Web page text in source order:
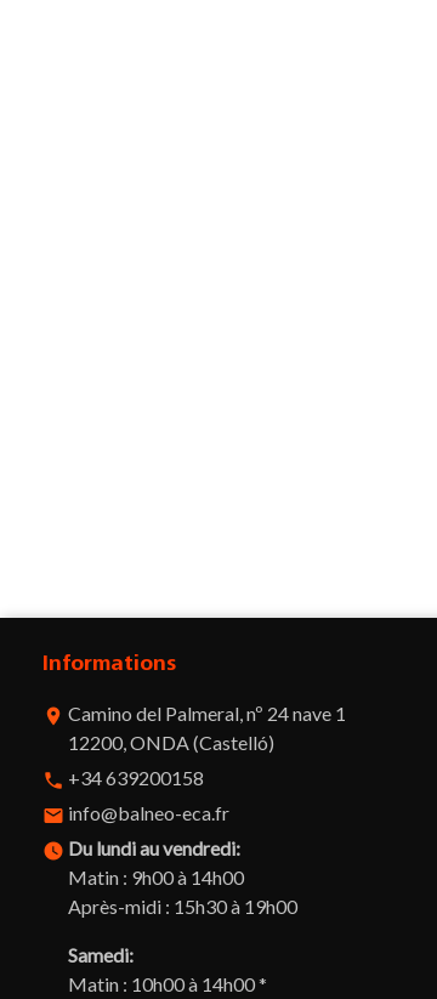
Informations
room Camino del Palmeral, nº 24 nave 1
12200, ONDA (Castelló)
phone +34 639200158
email info@balneo-eca.fr
watch_later Du lundi au vendredi:
Matin : 9h00 à 14h00
Après-midi : 15h30 à 19h00
Samedi:
Matin : 10h00 à 14h00 *